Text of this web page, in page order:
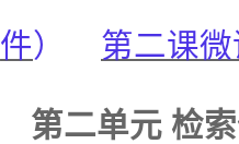
件） 第二课
第二单元 检